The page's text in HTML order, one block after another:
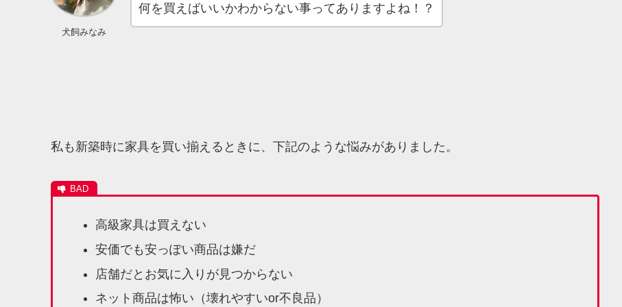
犬飼みなみ
何を買えばいいかわからない事ってありますよね！？
私も新築時に家具を買い揃えるときに、下記のような悩みがありました。
高級家具は買えない
安価でも安っぽい商品は嫌だ
店舗だとお気に入りが見つからない
ネット商品は怖い（壊れやすいor不良品）